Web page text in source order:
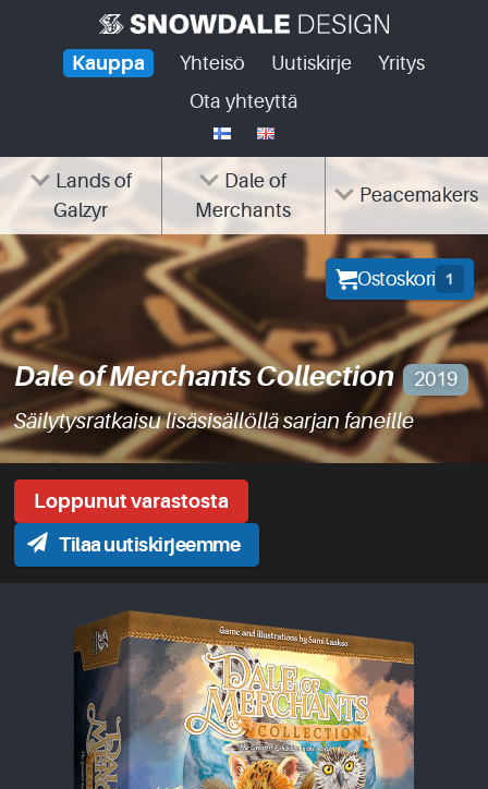
content Kauppa Yhteisö Uutiskirje
Yritys
Ota yhteyttä
Lands of
Galzyr
Dale of
Merchants
Peacemakers
Ostoskori 1
Dale of Merchants Collection 2019
Säilytysratkaisu lisäsisällöllä sarjan faneille
Tilaa uutiskirjeemme